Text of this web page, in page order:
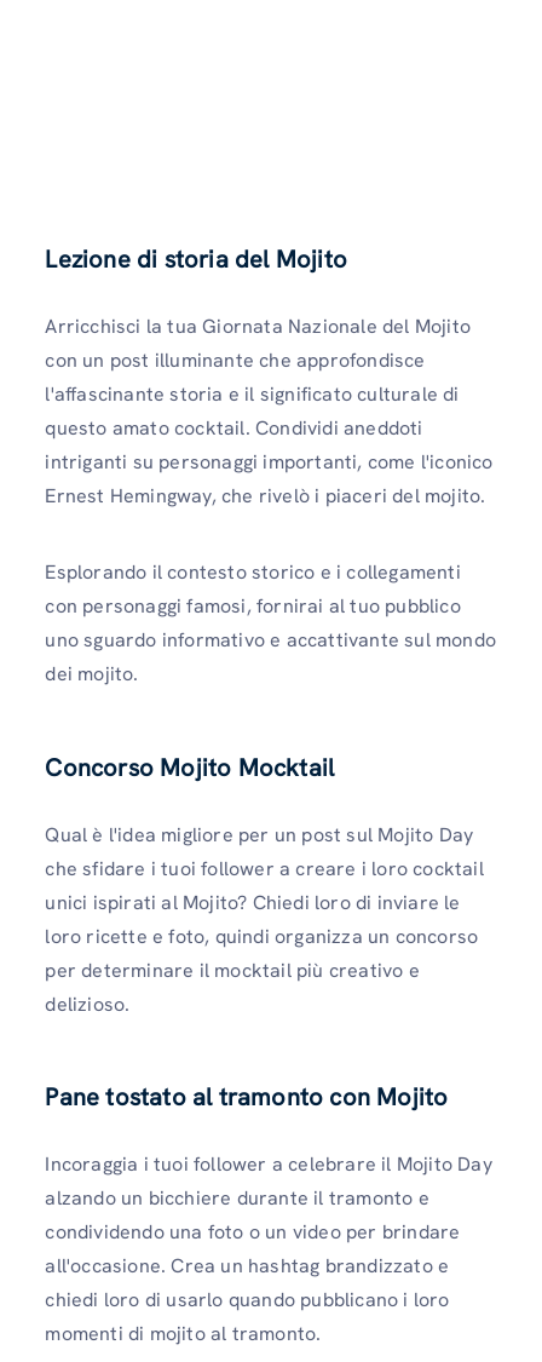
Lezione di storia del Mojito
Arricchisci la tua Giornata Nazionale del Mojito
con un post illuminante che approfondisce
l'affascinante storia e il significato culturale di
questo amato cocktail. Condividi aneddoti
intriganti su personaggi importanti, come l'iconico
Ernest Hemingway, che rivelò i piaceri del mojito.
Esplorando il contesto storico e i collegamenti
con personaggi famosi, fornirai al tuo pubblico
uno sguardo informativo e accattivante sul mondo
dei mojito.
Concorso Mojito Mocktail
Qual è l'idea migliore per un post sul Mojito Day
che sfidare i tuoi follower a creare i loro cocktail
unici ispirati al Mojito? Chiedi loro di inviare le
loro ricette e foto, quindi organizza un concorso
per determinare il mocktail più creativo e
delizioso.
Pane tostato al tramonto con Mojito
Incoraggia i tuoi follower a celebrare il Mojito Day
alzando un bicchiere durante il tramonto e
condividendo una foto o un video per brindare
all'occasione. Crea un hashtag brandizzato e
chiedi loro di usarlo quando pubblicano i loro
momenti di mojito al tramonto.